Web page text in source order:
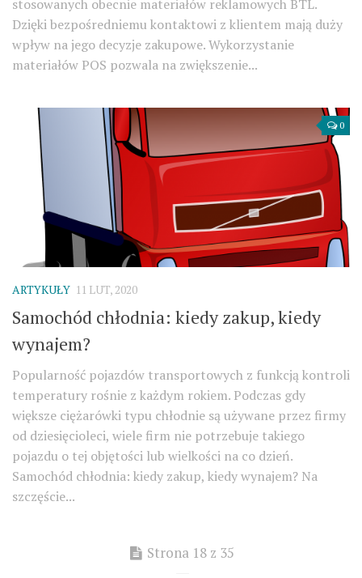
stosowanych obecnie materiałów reklamowych BTL.
Dzięki bezpośredniemu kontaktowi z klientem mają duży
wpływ na jego decyzje zakupowe. Wykorzystanie
materiałów POS pozwala na zwiększenie...
0
ARTYKUŁY 11 LUT, 2020
Samochód chłodnia: kiedy zakup, kiedy
wynajem?
Popularność pojazdów transportowych z funkcją kontroli
temperatury rośnie z każdym rokiem. Podczas gdy
większe ciężarówki typu chłodnie są używane przez firmy
od dziesięcioleci, wiele firm nie potrzebuje takiego
pojazdu o tej objętości lub wielkości na co dzień.
Samochód chłodnia: kiedy zakup, kiedy wynajem? Na
szczęście...
Strona 18 z 35